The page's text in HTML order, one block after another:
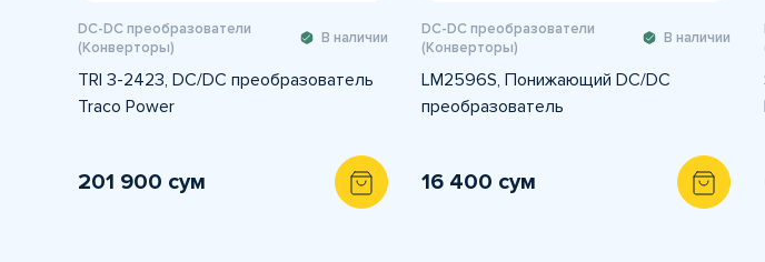
DC-DC преобразователи
(Конверторы)
В наличии
TRI 3-2423, DC/DC преобразователь
Traco Power
201 900 сум
DC-DC преобразователи
(Конверторы)
В наличии
LM2596S, Понижающий DC/DC
преобразователь
16 400 сум